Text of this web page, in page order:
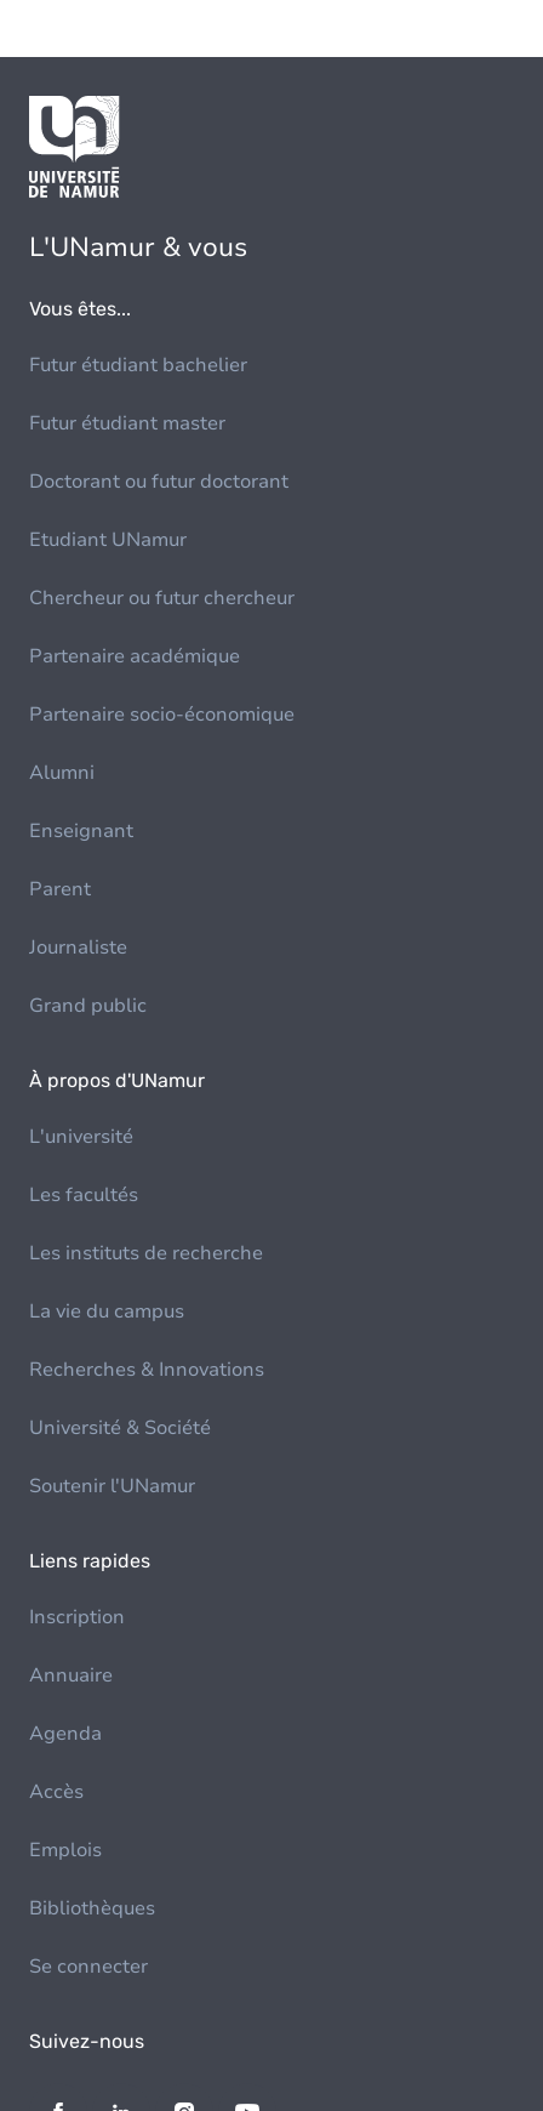
L'UNamur & vous
Vous êtes...
Futur étudiant bachelier
Futur étudiant master
Doctorant ou futur doctorant
Etudiant UNamur
Chercheur ou futur chercheur
Partenaire académique
Partenaire socio-économique
Alumni
Enseignant
Parent
Journaliste
Grand public
À propos d'UNamur
L'université
Les facultés
Les instituts de recherche
La vie du campus
Recherches & Innovations
Université & Société
Soutenir l'UNamur
Liens rapides
Inscription
Annuaire
Agenda
Accès
Emplois
Bibliothèques
Se connecter
Suivez-nous